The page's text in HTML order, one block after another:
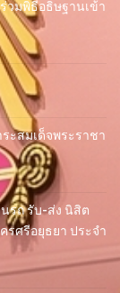
วมพิธีอธิษฐานเข้า
ะสมเด็จพระราชา
รถ รับ-ส่ง นิสิต
ศรีอยุธยา ประจำ